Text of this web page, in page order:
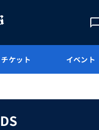
チケット イベント